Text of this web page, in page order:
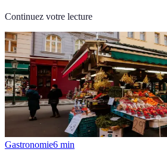
Continuez votre lecture
Gastronomie6 min